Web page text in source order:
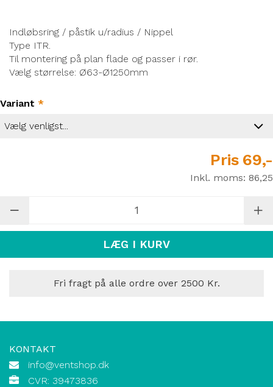
Indløbsring / påstik u/radius / Nippel
Type ITR.
Til montering på plan flade og passer i rør.
Vælg størrelse: Ø63-Ø1250mm
Variant *
Pris 69,-
Inkl. moms: 86,25
LÆG I KURV
Fri fragt på alle ordre over 2500 Kr.
KONTAKT
info@ventshop.dk
CVR: 39473836